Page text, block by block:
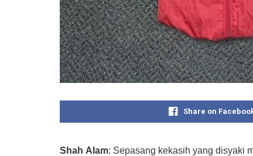
Share on
Shah Alam: Sepasang kekasih yang disyaki